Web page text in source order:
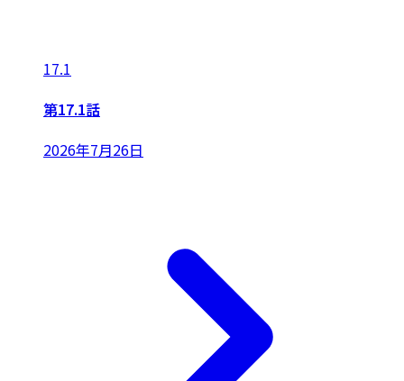
17.1
第17.1話
2026年7月26日